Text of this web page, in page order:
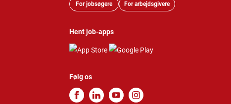
For jobsøgere For arbejdsgivere
Hent job-apps
Følg os